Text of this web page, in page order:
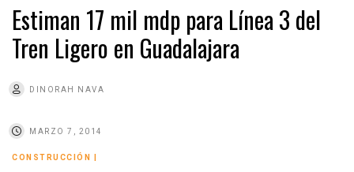
Estiman 17 mil mdp para Línea 3 del
Tren Ligero en Guadalajara
DINORAH NAVA
MARZO 7, 2014
CONSTRUCCIÓN